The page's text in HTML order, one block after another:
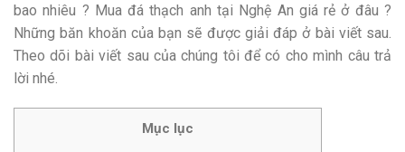
bao nhiêu ? Mua đá thạch anh tại Nghệ An giá rẻ ở đâu ?
Những băn khoăn của bạn sẽ được giải đáp ở bài viết sau.
Theo dõi bài viết sau của chúng tôi để có cho mình câu trả
lời nhé.
Mục lục